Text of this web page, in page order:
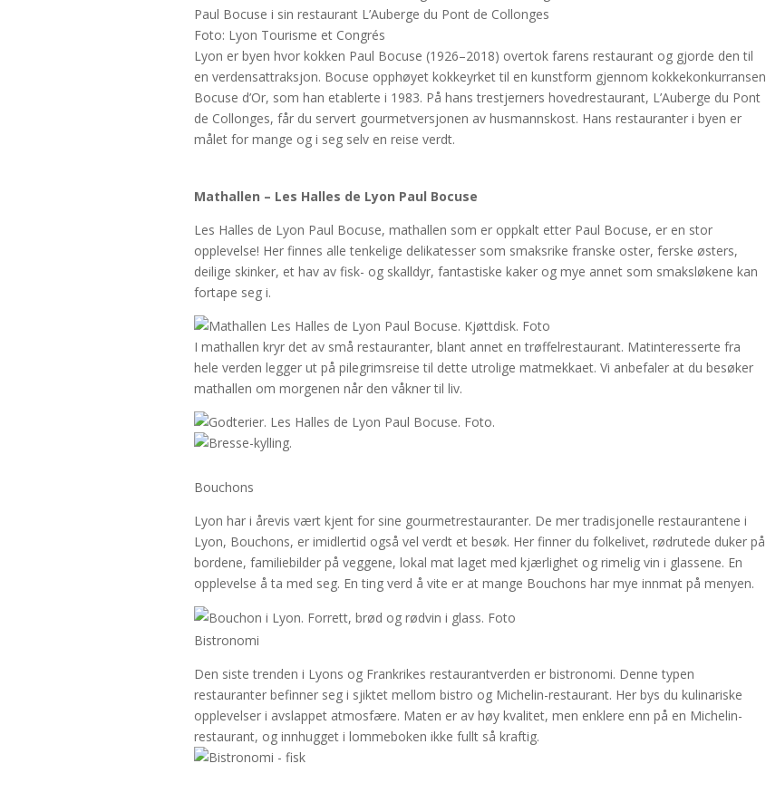
Paul Bocuse i sin restaurant L’Auberge du Pont de Collonges
Foto: Lyon Tourisme et Congrés
Lyon er byen hvor kokken Paul Bocuse (1926–2018) overtok farens restaurant og gjorde den til
en verdensattraksjon. Bocuse opphøyet kokkeyrket til en kunstform gjennom kokkekonkurransen
Bocuse d’Or, som han etablerte i 1983. På hans trestjerners hovedrestaurant, L’Auberge du Pont
de Collonges, får du servert gourmetversjonen av husmannskost. Hans restauranter i byen er
målet for mange og i seg selv en reise verdt.
Mathallen – Les Halles de Lyon Paul Bocuse
Les Halles de Lyon Paul Bocuse, mathallen som er oppkalt etter Paul Bocuse, er en stor
opplevelse! Her finnes alle tenkelige delikatesser som smaksrike franske oster, ferske østers,
deilige skinker, et hav av fisk- og skalldyr, fantastiske kaker og mye annet som smaksløkene kan
fortape seg i.
I mathallen kryr det av små restauranter, blant annet en trøffelrestaurant. Matinteresserte fra
hele verden legger ut på pilegrimsreise til dette utrolige matmekkaet. Vi anbefaler at du besøker
mathallen om morgenen når den våkner til liv.
Bouchons
Lyon har i årevis vært kjent for sine gourmetrestauranter. De mer tradisjonelle restaurantene i
Lyon, Bouchons, er imidlertid også vel verdt et besøk. Her finner du folkelivet, rødrutede duker på
bordene, familiebilder på veggene, lokal mat laget med kjærlighet og rimelig vin i glassene. En
opplevelse å ta med seg. En ting verd å vite er at mange Bouchons har mye innmat på menyen.
Bistronomi
Den siste trenden i Lyons og Frankrikes restaurantverden er bistronomi. Denne typen
restauranter befinner seg i sjiktet mellom bistro og Michelin-restaurant. Her bys du kulinariske
opplevelser i avslappet atmosfære. Maten er av høy kvalitet, men enklere enn på en Michelin-
restaurant, og innhugget i lommeboken ikke fullt så kraftig.